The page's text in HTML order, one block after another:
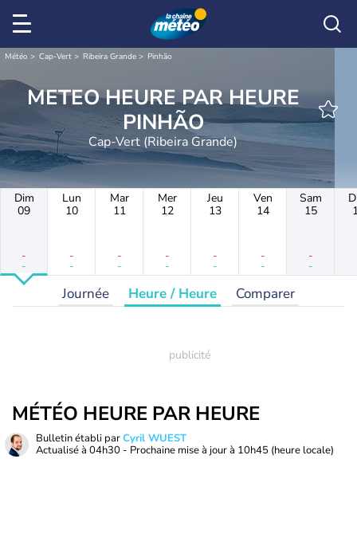
Météo Cap-Vert Ribeira Grande Pinhão
METEO HEURE PAR HEURE
PINHÃO
Cap-Vert (Ribeira Grande)
Dim
09
-
-
Lun
10
-
-
Mar
11
-
-
Mer
12
-
-
Jeu
13
-
-
Ven
14
-
-
Sam
15
-
-
Journée Heure / Heure Comparer
MÉTÉO HEURE PAR HEURE
Bulletin établi parCyril WUEST
Actualisé à 04h30 - Prochaine mise à jour à 10h45 (heure locale)